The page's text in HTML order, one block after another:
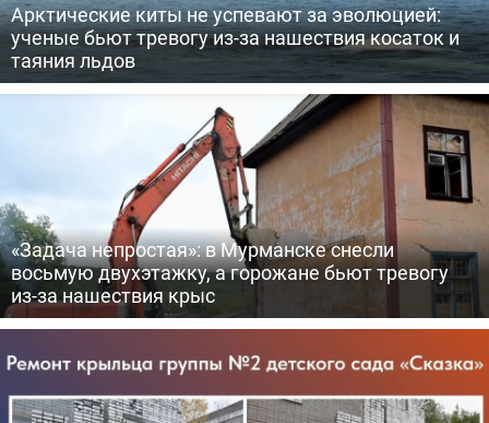
Арктические киты не успевают за эволюцией:
ученые бьют тревогу из-за нашествия косаток и
таяния льдов
«Задача непростая»: в Мурманске снесли
восьмую двухэтажку, а горожане бьют тревогу
из-за нашествия крыс